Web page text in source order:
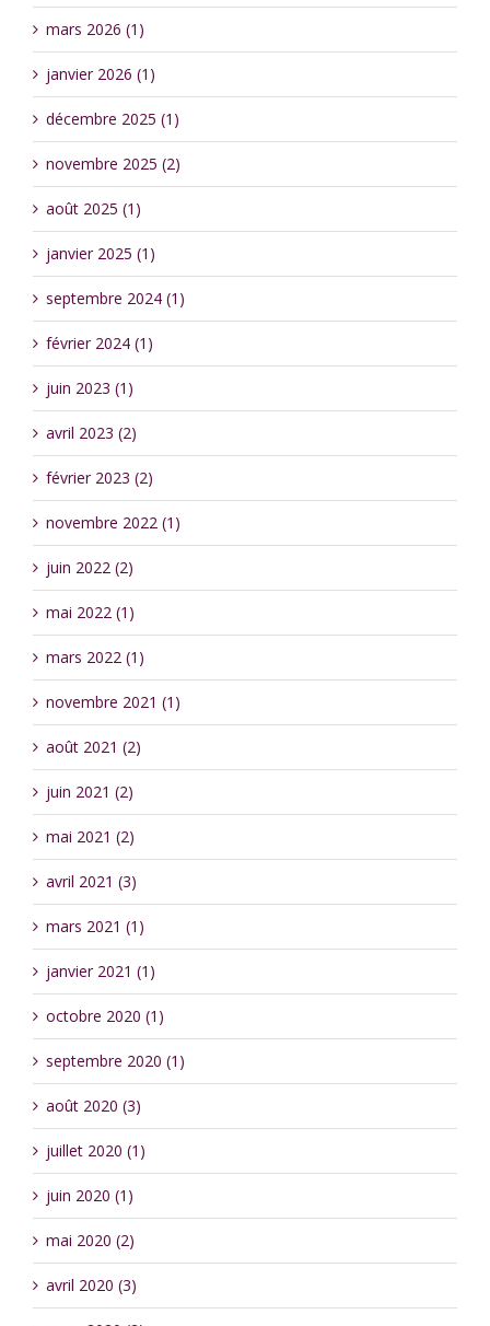
mars 2026 (1)
janvier 2026 (1)
décembre 2025 (1)
novembre 2025 (2)
août 2025 (1)
janvier 2025 (1)
septembre 2024 (1)
février 2024 (1)
juin 2023 (1)
avril 2023 (2)
février 2023 (2)
novembre 2022 (1)
juin 2022 (2)
mai 2022 (1)
mars 2022 (1)
novembre 2021 (1)
août 2021 (2)
juin 2021 (2)
mai 2021 (2)
avril 2021 (3)
mars 2021 (1)
janvier 2021 (1)
octobre 2020 (1)
septembre 2020 (1)
août 2020 (3)
juillet 2020 (1)
juin 2020 (1)
mai 2020 (2)
avril 2020 (3)